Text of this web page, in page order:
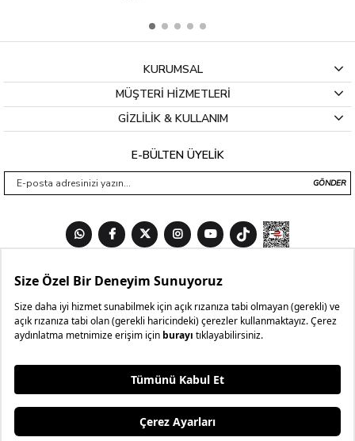
KURUMSAL
MÜŞTERİ HİZMETLERİ
GİZLİLİK & KULLANIM
E-BÜLTEN ÜYELİK
GÖNDER